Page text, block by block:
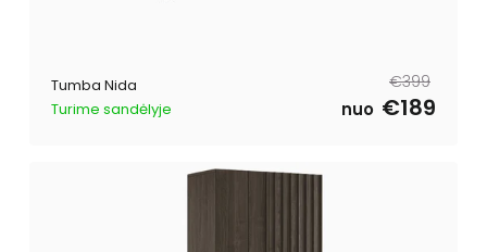
Tumba Nida
Turime sandėlyje
Tavahind
€399
Müügihind
nuo €189